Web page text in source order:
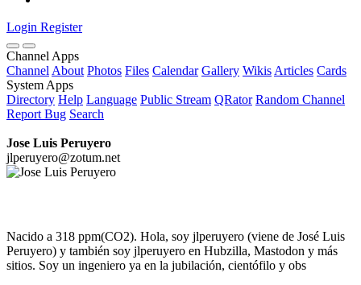
Login Register
Channel Apps
Channel About Photos Files Calendar Gallery Wikis Articles Cards
System Apps
Directory Help Language Public Stream QRator Random Channel
Report Bug Search
Jose Luis Peruyero
jlperuyero@zotum.net
Nacido a 318 ppm(CO2). Hola, soy jlperuyero (viene de José Luis
Peruyero) y también soy jlperuyero en Hubzilla, Mastodon y más
sitios. Soy un ingeniero ya en la jubilación, cientófilo y obs